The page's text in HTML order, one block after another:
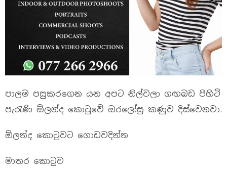
පාලම පසුකරගෙන යන අපට නිල්වලා ගඟබඩ පිහිටි
පැරැණි ඕලන්ද කොටුවේ ඔරලෝසු කණුව දිස්වෙනවා.
ඕලන්ද කොටුවට ගොඩවදින්න
මාතර කොටුව